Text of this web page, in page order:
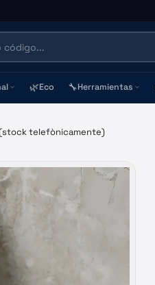
🌿Eco 🔧Herramientas
telefònicamente)